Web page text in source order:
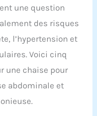
une question
des risques
l’hypertension et
Voici cinq
une chaise pour
abdominale et